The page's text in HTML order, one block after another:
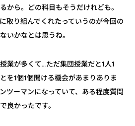
から。どの科目もそうだけれども。
取り組んでくれたっていうのが今回の
いかなとは思うね。
業が多くて…ただ集団授業だと1人1
を1個1個聞ける機会があまりありま
ツーマンになっていて、ある程度質問
良かったです。